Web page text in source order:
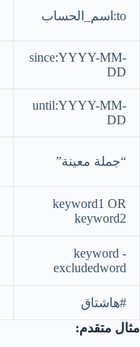
to:اسم_الحساب
since:YYYY-MM-
DD
until:YYYY-MM-
DD
“جملة معينة”
keyword1 OR
keyword2
keyword -
excludedword
#هاشتاق
مثال متقدم: